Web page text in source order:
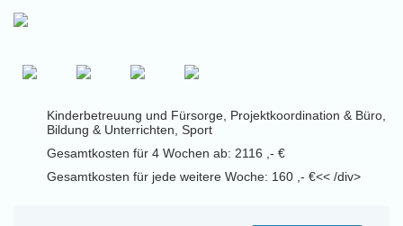
Kinderbetreuung und Fürsorge, Projektkoordination & Büro,
Bildung & Unterrichten, Sport
Gesamtkosten für 4 Wochen ab: 2116 ,- €
Gesamtkosten für jede weitere Woche: 160 ,- €<< /div>